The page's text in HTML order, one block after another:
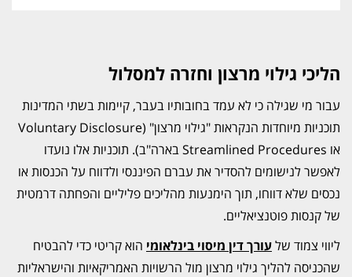
הליכי גילוי מרצון וחזרה למסלול
עבור מי שגילה כי לא עמד בחובותיו בעבר, קיימות בשתי המדינות
תוכניות מיוחדות הנקראות "גילוי מרצון" (Voluntary Disclosure
או Streamlined Procedures בארה"ב). תוכניות אלו נועדו
לאפשר לנישומים להסדיר את עברם הפיננסי ולדווח על הכנסות או
נכסים שלא דווחו, תוך הימנעות מהליכים פליליים והפחתה דרמטית
של קנסות פוטנציאליים.
ליווי צמוד שלעורך דין מיסוי בינלאומי הוא קריטי כדי להבטיח
שהכניסה להליך גילוי מרצון מול הרשויות האמריקאיות והישראליות